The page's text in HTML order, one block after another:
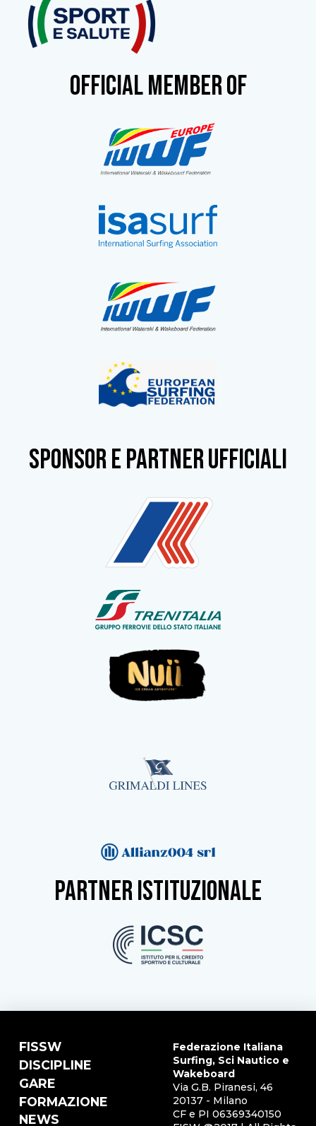
OFFICIAL MEMBER OF
SPONSOR e partner ufficiali
partner istituzionale
FISSW
DISCIPLINE
GARE
FORMAZIONE
NEWS
Federazione Italiana
Surfing, Sci Nautico e
Wakeboard
Via G.B. Piranesi, 46
20137 - Milano
CF e PI 06369340150